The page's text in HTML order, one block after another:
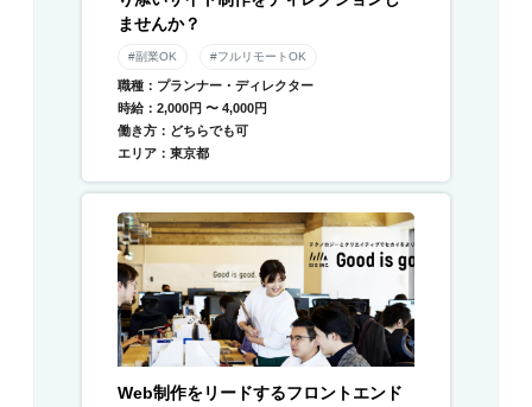
ませんか？
#副業OK #フルリモートOK
職種：プランナー・ディレクター
時給：2,000円 〜 4,000円
働き方：どちらでも可
エリア：東京都
Web制作をリードするフロントエンド